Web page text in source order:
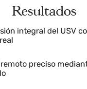
de control,
una navegación
más fiable, incluso